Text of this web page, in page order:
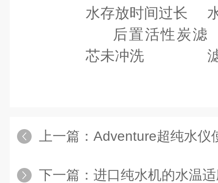
水存放时间过长
后置活性炭滤
芯未冲洗
上一篇： Adventure超纯水仪使用中
下一篇： 进口纯水机的水温